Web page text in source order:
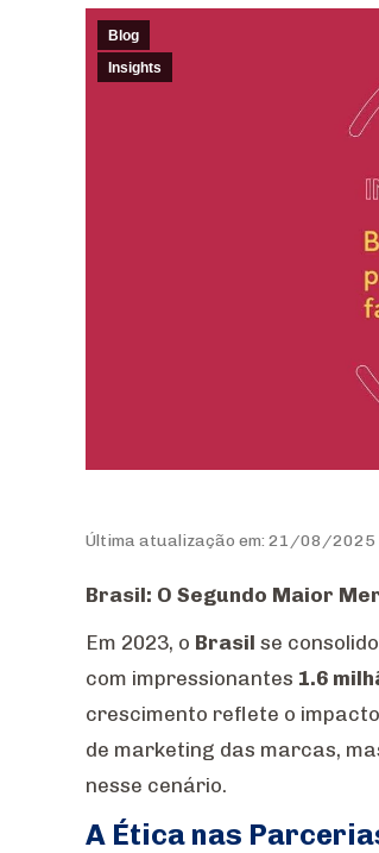
Blog
Insights
Última atualização em: 21/08/2025
Brasil: O Segundo Maior
Em 2023, o Brasil se
com impressionantes 1.6
crescimento reflete o
de marketing das marcas,
nesse cenário.
A Ética nas